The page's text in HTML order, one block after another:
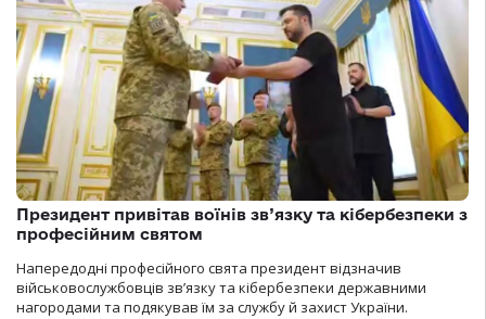
Президент привітав воїнів зв’язку та кібербезпеки з
професійним святом
Напередодні професійного свята президент відзначив
військовослужбовців зв’язку та кібербезпеки державними
нагородами та подякував їм за службу й захист України.